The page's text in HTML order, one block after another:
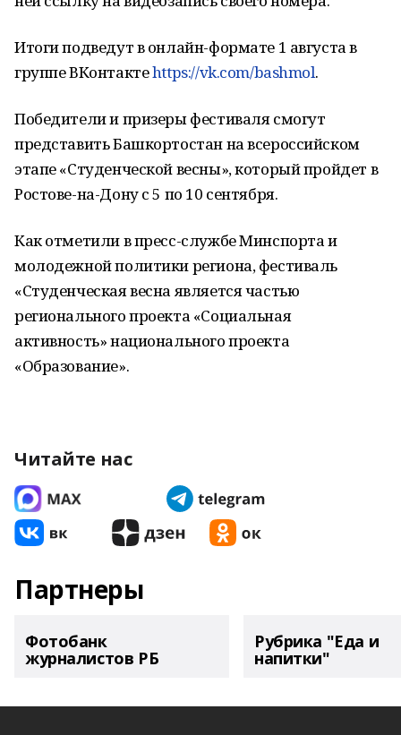
Итоги подведут в онлайн-формате 1 августа в
группе ВКонтактеhttps://vk.com/bashmol.
Победители и призеры фестиваля смогут
представить Башкортостан на всероссийском
этапе «Студенческой весны», который пройдет в
Ростове-на-Дону с 5 по 10 сентября.
Как отметили в пресс-службе Минспорта и
молодежной политики региона, фестиваль
«Студенческая весна является частью
регионального проекта «Социальная
активность» национального проекта
«Образование».
Читайте нас
Партнеры
Фотобанк
журналистов РБ
Рубрика "Еда и
напитки"